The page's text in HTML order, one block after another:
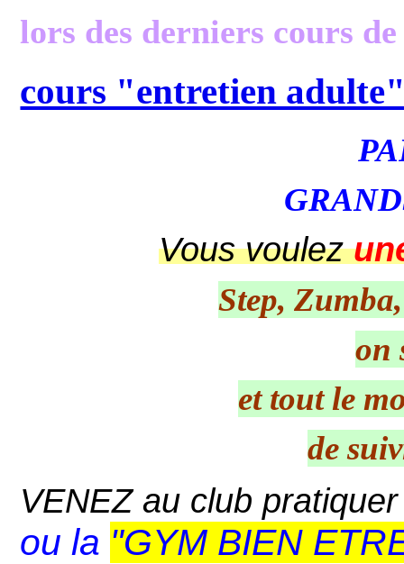
lors des derniers cours
cours "entretien
Vous voulez
Step,
on
et tout le
de
VENEZ au club
ou la "GYM BIEN